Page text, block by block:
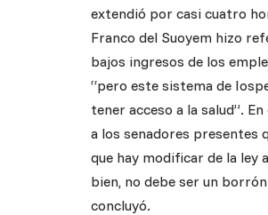
extendió por casi cuatro
Franco del Suoyem hizo
bajos ingresos de los
“pero este sistema de
tener acceso a la salud”.
a los senadores presentes
que hay modificar de la ley
bien, no debe ser un borrón
concluyó.